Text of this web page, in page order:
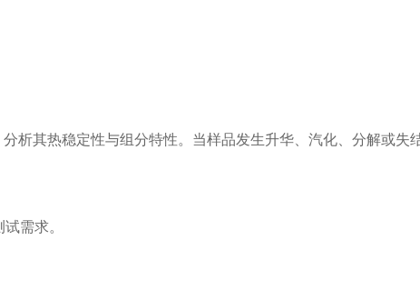
其热稳定性与组分特性。当样品发生升华、汽化、分解或失
需求。